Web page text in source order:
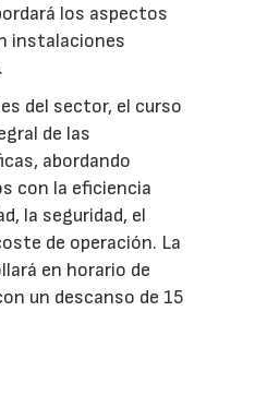
los aspectos
instalaciones
.
del sector, el curso
de las
abordando
con la eficiencia
la seguridad, el
de operación. La
en horario de
un descanso de 15